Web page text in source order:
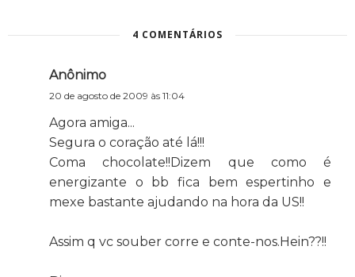
4 COMENTÁRIOS
Anônimo
20 de agosto de 2009 às 11:04
Agora amiga...
Segura o coração até lá!!!
Coma chocolate!!Dizem que como é
energizante o bb fica bem espertinho e
mexe bastante ajudando na hora da US!!
Assim q vc souber corre e conte-nos.Hein??!!